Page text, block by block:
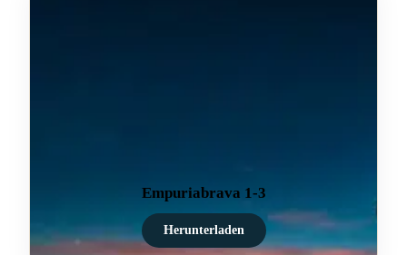
Empuriabrava 1-3
Herunterladen